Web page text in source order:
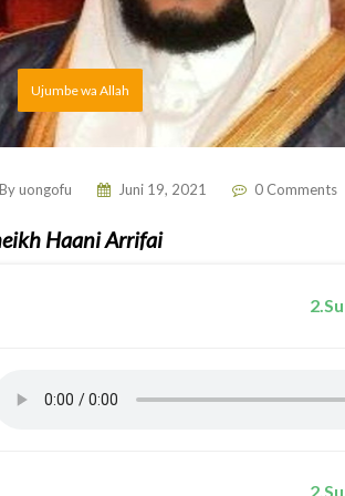
Ujumbe wa Allah
Byuongofu Juni 19, 2021 0 Comments
Haani Arrifai